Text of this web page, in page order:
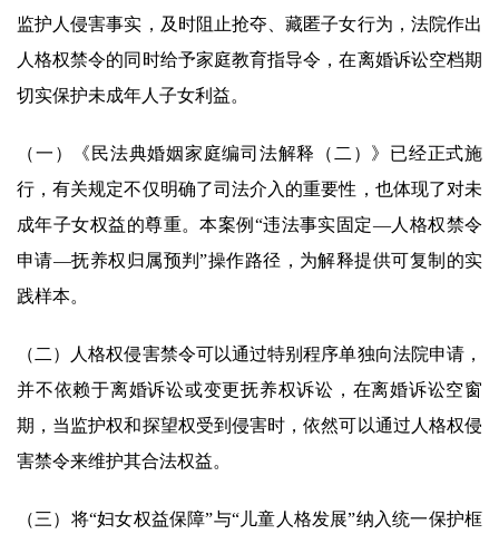
监护人侵害事实，及时阻止抢夺、藏匿子女行为，法院作出
人格权禁令的同时给予家庭教育指导令，在离婚诉讼空档期
切实保护未成年人子女利益。
（一）《民法典婚姻家庭编司法解释（二）》已经正式施
行，有关规定不仅明确了司法介入的重要性，也体现了对未
成年子女权益的尊重。本案例“违法事实固定—人格权禁令
申请—抚养权归属预判”操作路径，为解释提供可复制的实
践样本。
（二）人格权侵害禁令可以通过特别程序单独向法院申请，
并不依赖于离婚诉讼或变更抚养权诉讼，在离婚诉讼空窗
期，当监护权和探望权受到侵害时，依然可以通过人格权侵
害禁令来维护其合法权益。
（三）将“妇女权益保障”与“儿童人格发展”纳入统一保护框